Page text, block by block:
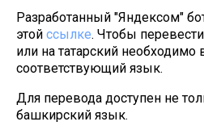
Разработанный "Яндексом"
этой ссылке. Чтобы
или на татарский
соответствующий язык.
Для перевода доступен не
башкирский язык.